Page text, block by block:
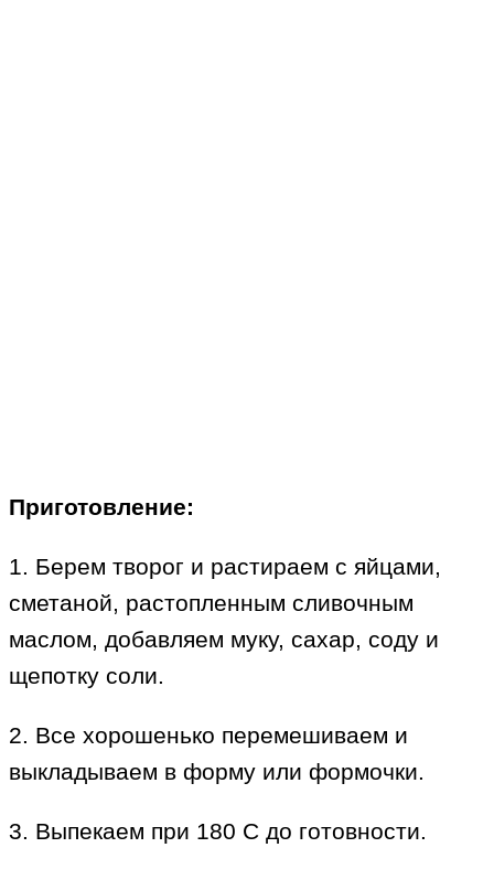
Приготовление:
1. Берем творог и растираем с яйцами,
сметаной, растопленным сливочным
маслом, добавляем муку, сахар, соду и
щепотку соли.
2. Все хорошенько перемешиваем и
выкладываем в форму или формочки.
3. Выпекаем при 180 С до готовности.